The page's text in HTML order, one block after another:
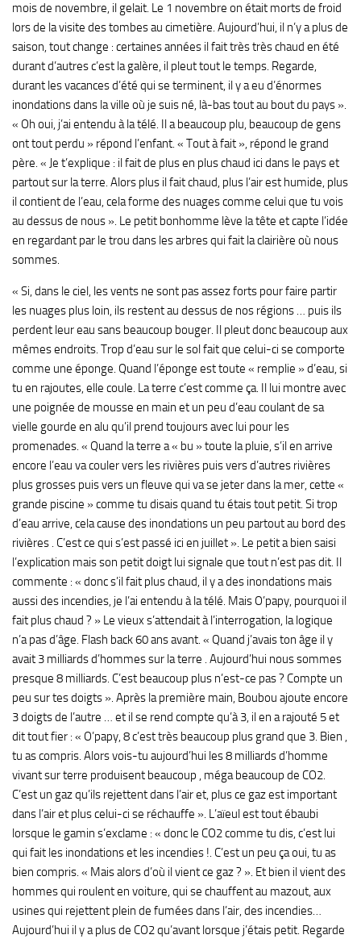
mois de novembre, il gelait. Le 1 novembre on était morts de froid
lors de la visite des tombes au cimetière. Aujourd’hui, il n’y a plus de
saison, tout change : certaines années il fait très très chaud en été
durant d’autres c’est la galère, il pleut tout le temps. Regarde,
durant les vacances d’été qui se terminent, il y a eu d’énormes
inondations dans la ville où je suis né, là-bas tout au bout du pays ».
« Oh oui, j’ai entendu à la télé. Il a beaucoup plu, beaucoup de gens
ont tout perdu » répond l’enfant. « Tout à fait », répond le grand
père. « Je t’explique : il fait de plus en plus chaud ici dans le pays et
partout sur la terre. Alors plus il fait chaud, plus l’air est humide, plus
il contient de l’eau, cela forme des nuages comme celui que tu vois
au dessus de nous ». Le petit bonhomme lève la tête et capte l’idée
en regardant par le trou dans les arbres qui fait la clairière où nous
sommes.
« Si, dans le ciel, les vents ne sont pas assez forts pour faire partir
les nuages plus loin, ils restent au dessus de nos régions … puis ils
perdent leur eau sans beaucoup bouger. Il pleut donc beaucoup aux
mêmes endroits. Trop d’eau sur le sol fait que celui-ci se comporte
comme une éponge. Quand l’éponge est toute « remplie » d’eau, si
tu en rajoutes, elle coule. La terre c’est comme ça. Il lui montre avec
une poignée de mousse en main et un peu d’eau coulant de sa
vielle gourde en alu qu’il prend toujours avec lui pour les
promenades. « Quand la terre a « bu » toute la pluie, s’il en arrive
encore l’eau va couler vers les rivières puis vers d’autres rivières
plus grosses puis vers un fleuve qui va se jeter dans la mer, cette «
grande piscine » comme tu disais quand tu étais tout petit. Si trop
d’eau arrive, cela cause des inondations un peu partout au bord des
rivières . C’est ce qui s’est passé ici en juillet ». Le petit a bien saisi
l’explication mais son petit doigt lui signale que tout n’est pas dit. Il
commente : « donc s’il fait plus chaud, il y a des inondations mais
aussi des incendies, je l’ai entendu à la télé. Mais O’papy, pourquoi il
fait plus chaud ? » Le vieux s’attendait à l’interrogation, la logique
n’a pas d’âge. Flash back 60 ans avant. « Quand j’avais ton âge il y
avait 3 milliards d’hommes sur la terre . Aujourd’hui nous sommes
presque 8 milliards. C’est beaucoup plus n’est-ce pas ? Compte un
peu sur tes doigts ». Après la première main, Boubou ajoute encore
3 doigts de l’autre … et il se rend compte qu’à 3, il en a rajouté 5 et
dit tout fier : « O’papy, 8 c’est très beaucoup plus grand que 3. Bien ,
tu as compris. Alors vois-tu aujourd’hui les 8 milliards d’homme
vivant sur terre produisent beaucoup , méga beaucoup de CO2.
C’est un gaz qu’ils rejettent dans l’air et, plus ce gaz est important
dans l’air et plus celui-ci se réchauffe ». L’aïeul est tout ébaubi
lorsque le gamin s’exclame : « donc le CO2 comme tu dis, c’est lui
qui fait les inondations et les incendies !. C’est un peu ça oui, tu as
bien compris. « Mais alors d’où il vient ce gaz ? ». Et bien il vient des
hommes qui roulent en voiture, qui se chauffent au mazout, aux
usines qui rejettent plein de fumées dans l’air, des incendies…
Aujourd’hui il y a plus de CO2 qu’avant lorsque j’étais petit. Regarde